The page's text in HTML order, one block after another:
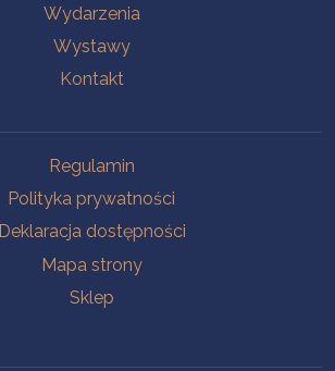
Wydarzenia
Wystawy
Kontakt
Regulamin
Polityka prywatności
Deklaracja dostępności
Mapa strony
Sklep